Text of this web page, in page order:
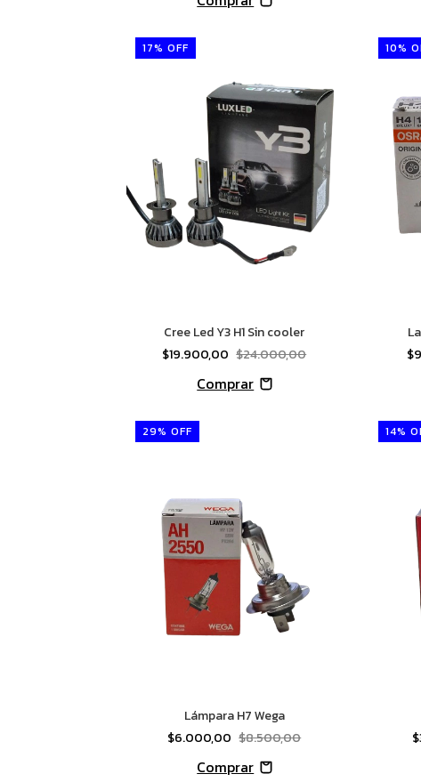
17% OFF
Cree Led Y3 H1 Sin cooler
$19.900,00 $24.000,00
10%
29% OFF
Lámpara H7 Wega
$6.000,00 $8.500,00
14%